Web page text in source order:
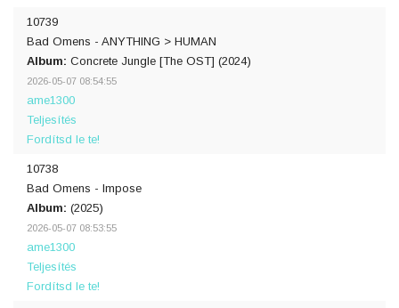
10739
Bad Omens - ANYTHING > HUMAN
Album: Concrete Jungle [The OST] (2024)
2026-05-07 08:54:55
ame1300
Teljesítés
Fordítsd le te!
10738
Bad Omens - Impose
Album: (2025)
2026-05-07 08:53:55
ame1300
Teljesítés
Fordítsd le te!